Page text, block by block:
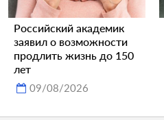
Российский академик
заявил о возможности
продлить жизнь до 150
лет
09/08/2026